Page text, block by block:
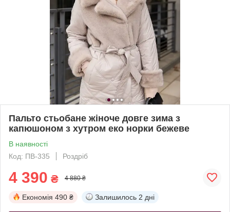
Пальто стьобане жіноче довге зима з
капюшоном з хутром еко норки бежеве
В наявності
Код: ПВ-335
Роздріб
4 390 ₴ 4 880 ₴
Економія 490 ₴ Залишилось 2 дні